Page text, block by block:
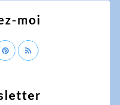
moi